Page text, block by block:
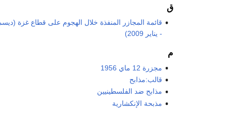
ق
- يناير 2009)
م
مجزرة 12 ماي 1956
قالب:مذابح
مذابح ضد الفلسطينيين
مذبحة الإنكشارية